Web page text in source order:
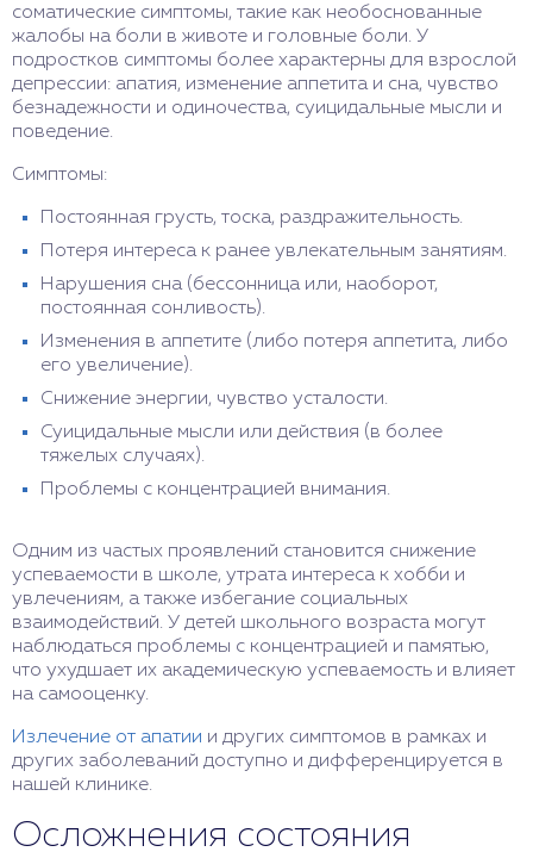
соматические симптомы, такие как необоснованные
жалобы на боли в животе и головные боли. У
подростков симптомы более характерны для взрослой
депрессии: апатия, изменение аппетита и сна, чувство
безнадежности и одиночества, суицидальные мысли и
поведение.
Симптомы:
Постоянная грусть, тоска, раздражительность.
Потеря интереса к ранее увлекательным занятиям.
Нарушения сна (бессонница или, наоборот,
постоянная сонливость).
Изменения в аппетите (либо потеря аппетита, либо
его увеличение).
Снижение энергии, чувство усталости.
Суицидальные мысли или действия (в более
тяжелых случаях).
Проблемы с концентрацией внимания.
Одним из частых проявлений становится снижение
успеваемости в школе, утрата интереса к хобби и
увлечениям, а также избегание социальных
взаимодействий. У детей школьного возраста могут
наблюдаться проблемы с концентрацией и памятью,
что ухудшает их академическую успеваемость и влияет
на самооценку.
Излечение от апатии и других симптомов в рамках и
других заболеваний доступно и дифференцируется в
нашей клинике.
Осложнения состояния